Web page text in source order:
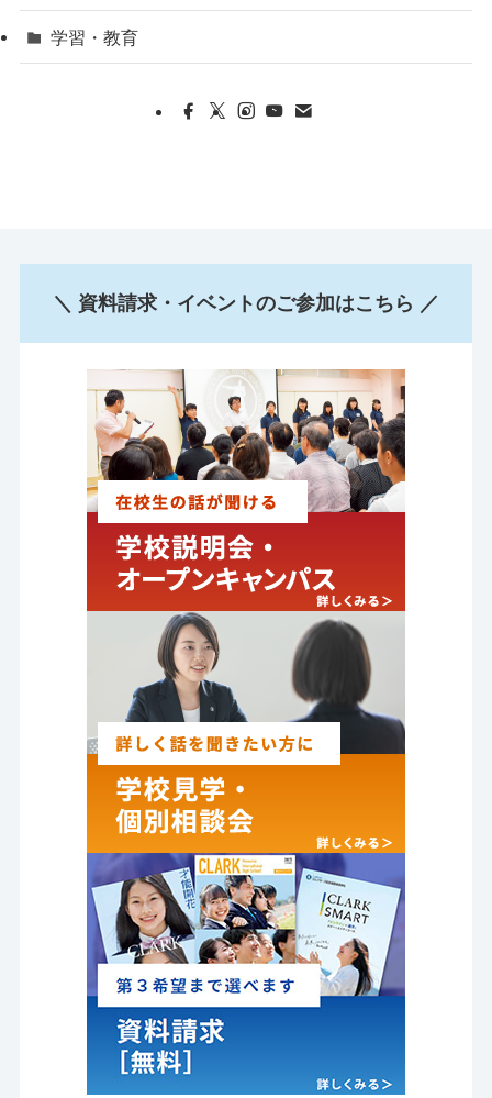
学習・教育
＼ 資料請求・イベントのご参加はこちら ／